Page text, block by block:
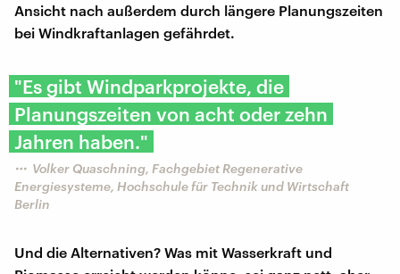
Ansicht nach außerdem durch längere Planungszeiten
bei Windkraftanlagen gefährdet.
"Es gibt Windparkprojekte, die
Planungszeiten von acht oder zehn
Jahren haben."
Volker Quaschning, Fachgebiet Regenerative
Energiesysteme, Hochschule für Technik und Wirtschaft
Berlin
Und die Alternativen? Was mit Wasserkraft und